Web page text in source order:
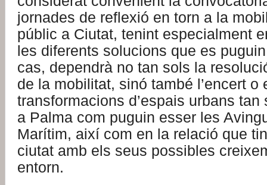
jornades de reflexió en torn a la
públic a Ciutat, tenint especialment
les diferents solucions que es
cas, dependrà no tan sols la
de la mobilitat, sinó també l’encert o
transformacions d’espais urbans
a Palma com puguin esser les
Marítim, així com en la relació que
ciutat amb els seus possibles
entorn.